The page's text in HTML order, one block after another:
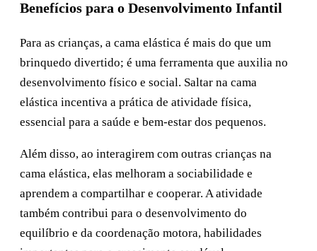
Benefícios para o Desenvolvimento Infantil
Para as crianças, a cama elástica é mais do que um
brinquedo divertido; é uma ferramenta que auxilia no
desenvolvimento físico e social. Saltar na cama
elástica incentiva a prática de atividade física,
essencial para a saúde e bem-estar dos pequenos.
Além disso, ao interagirem com outras crianças na
cama elástica, elas melhoram a sociabilidade e
aprendem a compartilhar e cooperar. A atividade
também contribui para o desenvolvimento do
equilíbrio e da coordenação motora, habilidades